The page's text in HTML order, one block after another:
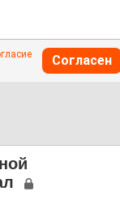
Согласен